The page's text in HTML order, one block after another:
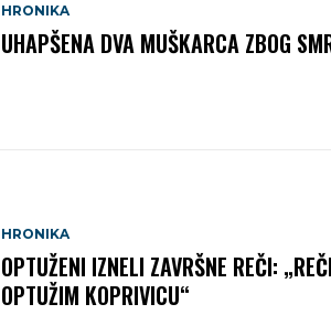
HRONIKA
UHAPŠENA DVA MUŠKARCA ZBOG
HRONIKA
OPTUŽENI IZNELI ZAVRŠNE REČI:
OPTUŽIM KOPRIVICU“